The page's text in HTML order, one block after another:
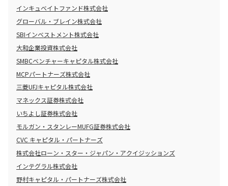
インキュベイトファンド株式会社
グローバル・ブレイン株式会社
SBIインベストメント株式会社
大和企業投資株式会社
SMBCベンチャーキャピタル株式会社
MCPパートナーズ株式会社
三菱UFJキャピタル株式会社
マネックス証券株式会社
いちよし証券株式会社
モルガン・スタンレーMUFG証券株式会社
CVC キャピタル・パートナーズ
株式会社ローン・スター・ジャパン・アクイジッションズ
インテグラル株式会社
野村キャピタル・パートナーズ株式会社